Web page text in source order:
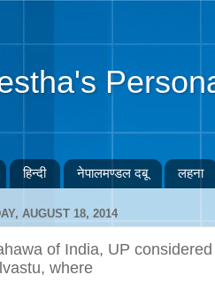
हिन्दी नेपालमण्डल दबू लहना
AUGUST 18, 2014
of India, UP
where